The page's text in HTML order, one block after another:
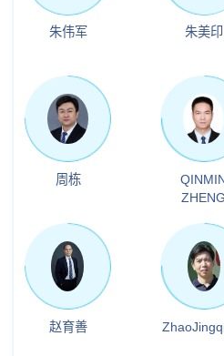
朱伟军 朱美印
周栋
ZHENG
赵育善